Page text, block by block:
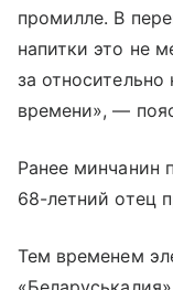
промилле. В
напитки это не
за
времени», —
Ранее минчанин
68-летний отец
Тем временем